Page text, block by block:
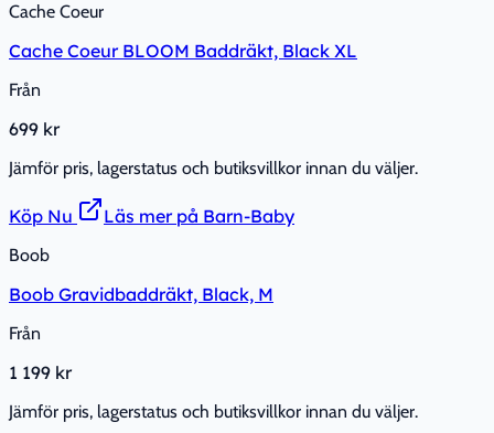
Cache Coeur
Cache Coeur BLOOM Baddräkt, Black XL
Från
699 kr
Jämför pris, lagerstatus och butiksvillkor innan du väljer.
Köp Nu Läs mer på Barn-Baby
Boob
Boob Gravidbaddräkt, Black, M
Från
1 199 kr
Jämför pris, lagerstatus och butiksvillkor innan du väljer.